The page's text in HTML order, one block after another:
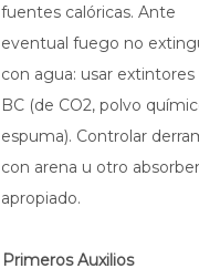
fuentes calóricas. Ante
eventual fuego no
con agua: usar extintores
BC (de CO2, polvo
espuma). Controlar
con arena u otro
apropiado.
Primeros Auxilios